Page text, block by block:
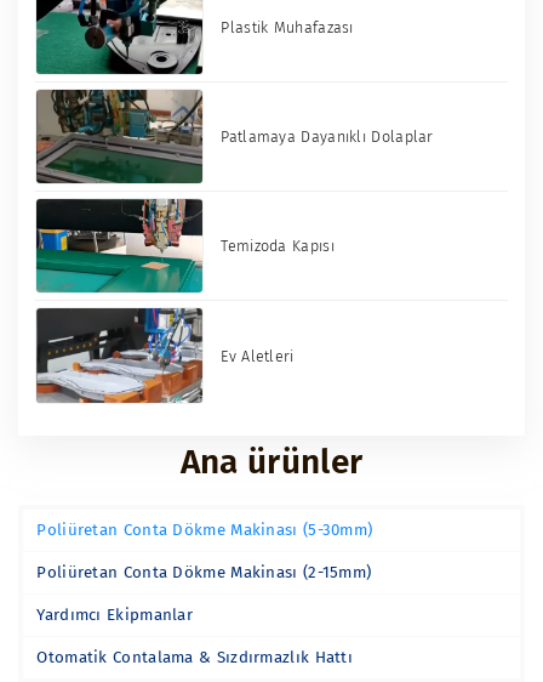
Plastik Muhafazası
Patlamaya Dayanıklı Dolaplar
Temizoda Kapısı
Ev Aletleri
Ana ürünler
Poliüretan Conta Dökme Makinası (5-30mm)
Poliüretan Conta Dökme Makinası (2-15mm)
Yardımcı Ekipmanlar
Otomatik Contalama & Sızdırmazlık Hattı